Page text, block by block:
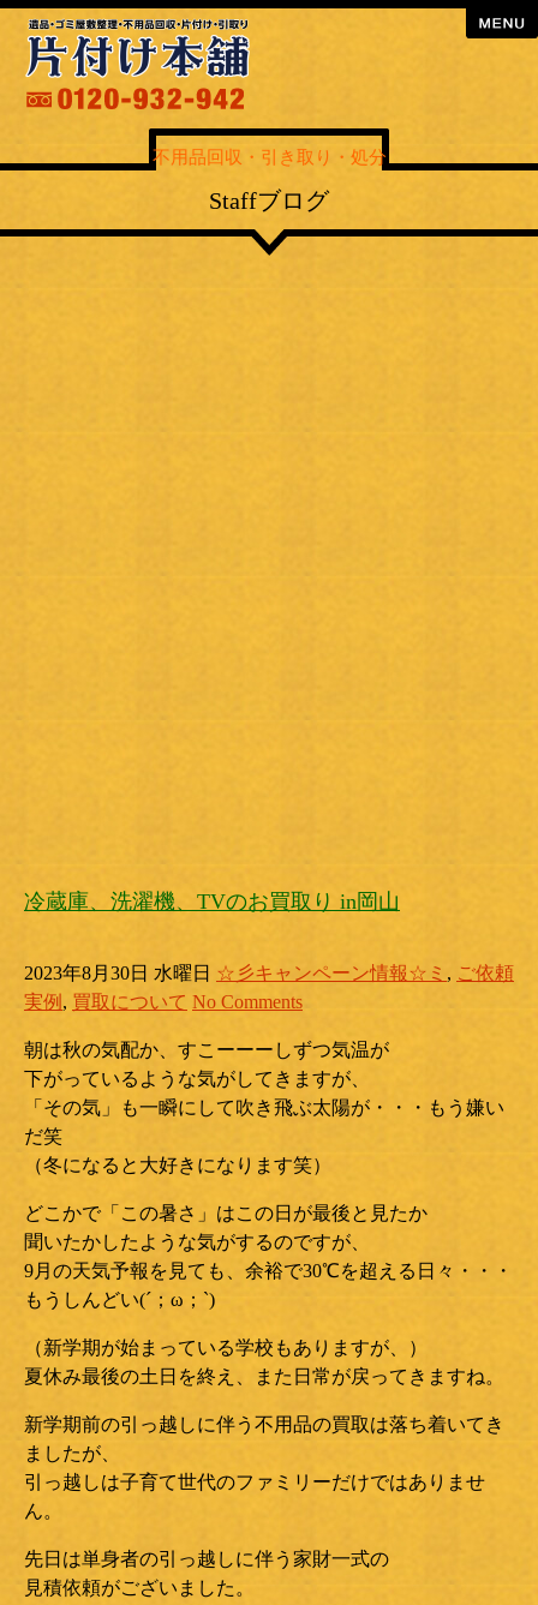
menu
不用品回収・引き取り・処分
Staffブログ
冷蔵庫、洗濯機、TVのお買取り in岡山
2023年8月30日 水曜日 ☆彡キャンペーン情報☆ミ , ご依頼
実例 , 買取について No Comments
朝は秋の気配か、すこーーーしずつ気温が
下がっているような気がしてきますが、
「その気」も一瞬にして吹き飛ぶ太陽が・・・もう嫌い
だ笑
（冬になると大好きになります笑）
どこかで「この暑さ」はこの日が最後と見たか
聞いたかしたような気がするのですが、
9月の天気予報を見ても、余裕で30℃を超える日々・・・
もうしんどい(´；ω；`)
（新学期が始まっている学校もありますが、）
夏休み最後の土日を終え、また日常が戻ってきますね。
新学期前の引っ越しに伴う不用品の買取は落ち着いてき
ましたが、
引っ越しは子育て世代のファミリーだけではありませ
ん。
先日は単身者の引っ越しに伴う家財一式の
見積依頼がございました。